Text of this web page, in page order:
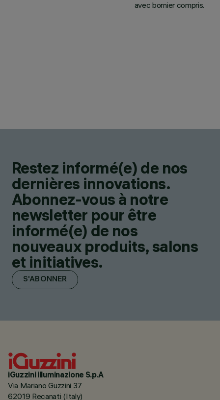
avec bornier compris.
Restez informé(e) de nos
dernières innovations.
Abonnez-vous à notre
newsletter pour être
informé(e) de nos
nouveaux produits, salons
et initiatives.
S'ABONNER
iGuzzini illuminazione S.p.A
Via Mariano Guzzini 37
62019 Recanati (Italy)